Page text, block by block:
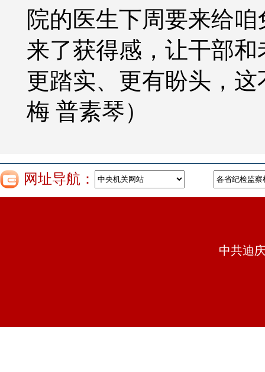
院的医生下周要来给
来了获得感，让干部
更踏实、更有盼头，
梅 普素琴）
网址导航：
中共迪